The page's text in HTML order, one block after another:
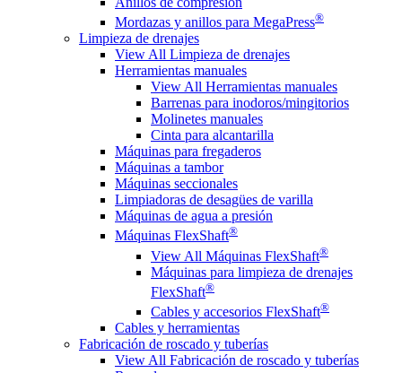
Mordazas y anillos para MegaPress®
Limpieza de drenajes
View All Limpieza de drenajes
Herramientas manuales
View All Herramientas manuales
Barrenas para inodoros/mingitorios
Molinetes manuales
Cinta para alcantarilla
Máquinas para fregaderos
Máquinas a tambor
Máquinas seccionales
Limpiadoras de desagües de varilla
Máquinas de agua a presión
Máquinas FlexShaft®
View All Máquinas FlexShaft®
Máquinas para limpieza de drenajes
FlexShaft®
Cables y accesorios FlexShaft®
Cables y herramientas
Fabricación de roscado y tuberías
View All Fabricación de roscado y tuberías